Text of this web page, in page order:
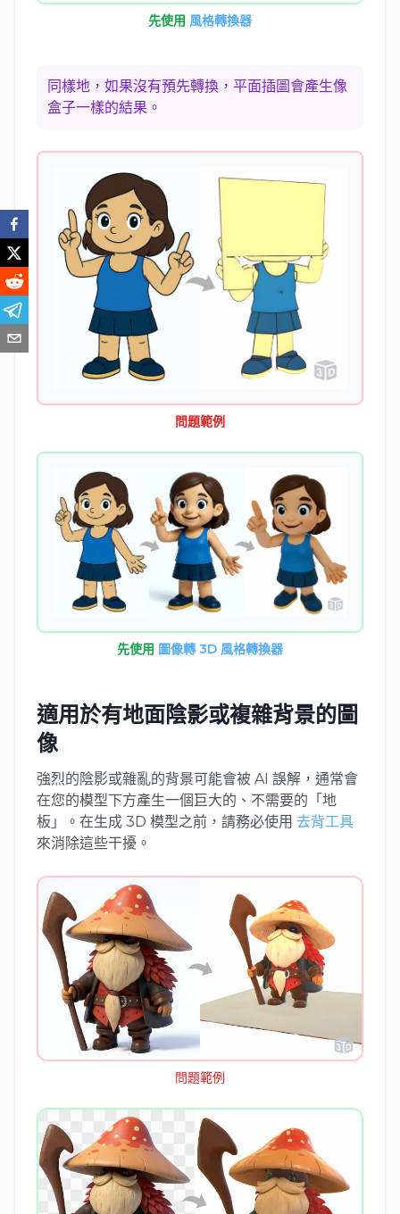
先使用 風格轉換器
同樣地，如果沒有預先轉換，平面插圖會產生像
盒子一樣的結果。
問題範例
先使用 圖像轉 3D 風格轉換器
適用於有地面陰影或複雜背景的圖
像
強烈的陰影或雜亂的背景可能會被 AI 誤解，通常會
在您的模型下方產生一個巨大的、不需要的「地
板」。在生成 3D 模型之前，請務必使用 去背工具
來消除這些干擾。
問題範例